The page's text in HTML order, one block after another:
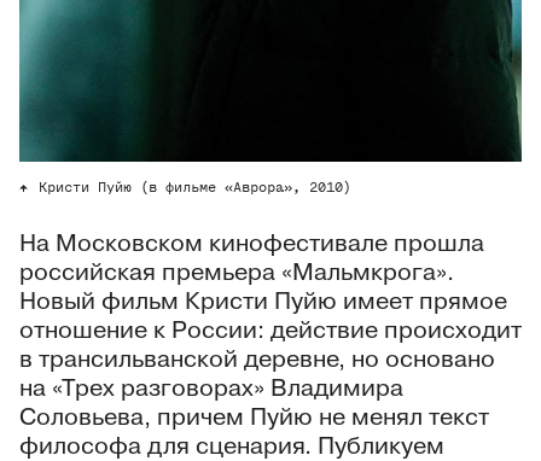
Кристи Пуйю (в фильме «Аврора», 2010)
На Московском кинофестивале прошла
российская премьера «Мальмкрога».
Новый фильм Кристи Пуйю имеет прямое
отношение к России: действие происходит
в трансильванской деревне, но основано
на «Трех разговорах» Владимира
Соловьева, причем Пуйю не менял текст
философа для сценария. Публикуем